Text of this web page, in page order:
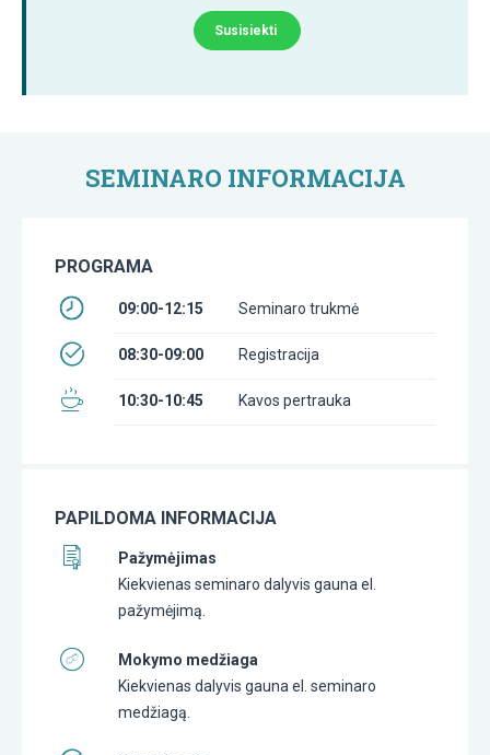
Susisiekti
SEMINARO INFORMACIJA
PROGRAMA
09:00-12:15 Seminaro trukmė
08:30-09:00 Registracija
10:30-10:45 Kavos pertrauka
PAPILDOMA INFORMACIJA
Pažymėjimas
Kiekvienas seminaro dalyvis gauna el.
pažymėjimą.
Mokymo medžiaga
Kiekvienas dalyvis gauna el. seminaro
medžiagą.